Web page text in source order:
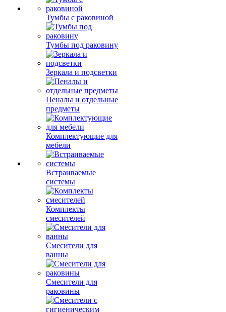
Тумбы с раковиной
Тумбы под раковину
Зеркала и подсветки
Пеналы и отдельные
предметы
Комплектующие для
мебели
Встраиваемые
системы
Комплекты
смесителей
Смесители для
ванны
Смесители для
раковины